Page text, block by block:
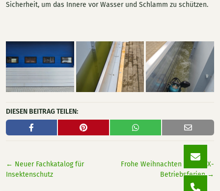
Sicherheit, um das Innere vor Wasser und Schlamm zu schützen.
DIESEN BEITRAG TEILEN:
← Neuer Fachkatalog für
Insektenschutz
Frohe Weihnachten – DEFLEX-
Betriebsferien→